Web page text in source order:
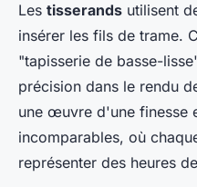
Les tisserands utilisent
insérer les fils de trame.
"tapisserie de basse-
précision dans le rendu
une œuvre d'une finesse
incomparables, où
représenter des heures